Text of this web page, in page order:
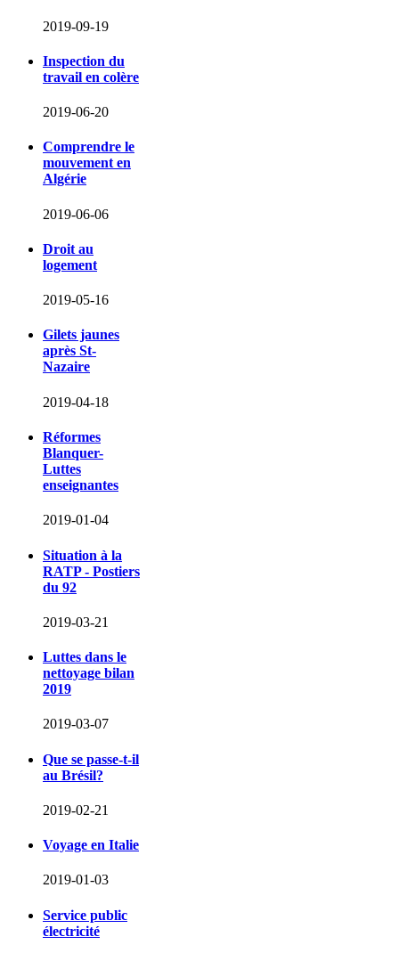
2019-09-19
Inspection du
travail en colère
2019-06-20
Comprendre le
mouvement en
Algérie
2019-06-06
Droit au
logement
2019-05-16
Gilets jaunes
après St-
Nazaire
2019-04-18
Réformes
Blanquer-
Luttes
enseignantes
2019-01-04
Situation à la
RATP - Postiers
du 92
2019-03-21
Luttes dans le
nettoyage bilan
2019
2019-03-07
Que se passe-t-il
au Brésil?
2019-02-21
Voyage en Italie
2019-01-03
Service public
électricité